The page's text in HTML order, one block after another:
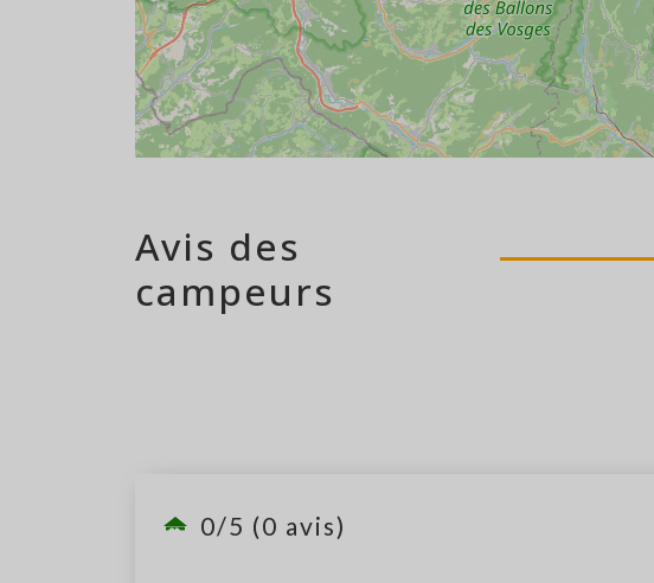
Avis des
campeurs
0/5 (0 avis)